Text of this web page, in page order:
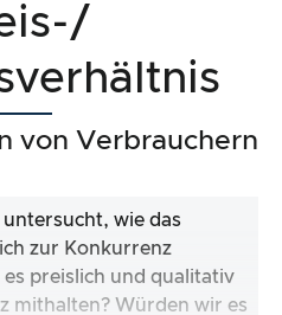
von Verbrauchern
wie das
zur Konkurrenz
preislich und qualitativ
mithalten? Würden wir es